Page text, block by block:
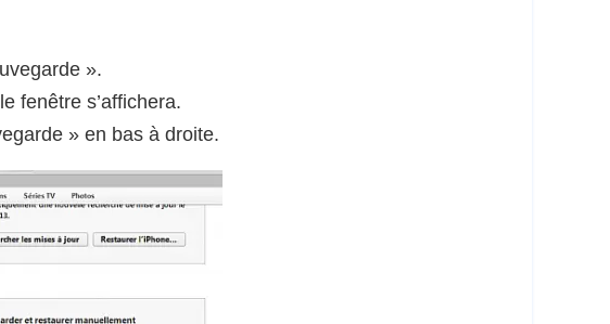
».
fenêtre s’affichera.
» en bas à droite.